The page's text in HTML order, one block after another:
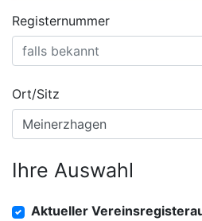
Registernummer
Ort/Sitz
Ihre Auswahl
Aktueller